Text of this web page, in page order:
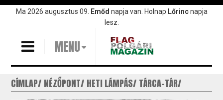
UgrásMa 2026 augusztus 09. Emőd napja van. Holnap Lőrincnapja
lesz.
MENU
CÍMLAP NÉZŐPONT HETI LÁMPÁS TÁRCA-TÁR